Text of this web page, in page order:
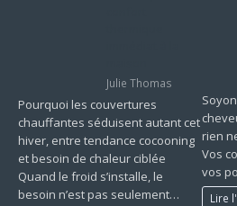
Julie Thomas
Pourquoi les couvertures
chauffantes séduisent autant cet
hiver, entre tendance cocooning
et besoin de chaleur ciblée
Quand le froid s’installe, le
besoin n’est pas seulement…
rien
Vos
vos
Lire